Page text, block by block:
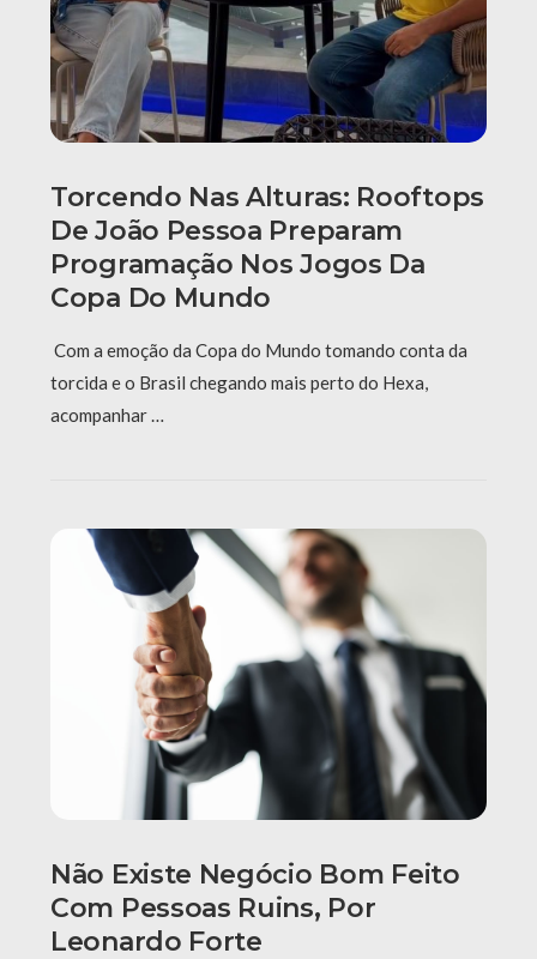
Torcendo Nas Alturas: Rooftops
De João Pessoa Preparam
Programação Nos Jogos Da
Copa Do Mundo
Com a emoção da Copa do Mundo tomando conta da
torcida e o Brasil chegando mais perto do Hexa,
acompanhar …
Não Existe Negócio Bom Feito
Com Pessoas Ruins, Por
Leonardo Forte